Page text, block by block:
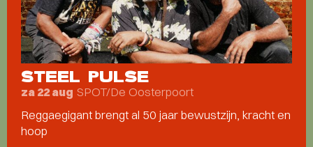
STEEL PULSE
za 22 aug SPOT/De Oosterpoort
Reggaegigant brengt al 50 jaar bewustzijn, kracht en
hoop